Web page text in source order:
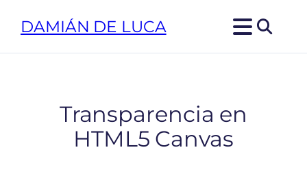
DAMIÁN DE LUCA
Transparencia en
HTML5 Canvas